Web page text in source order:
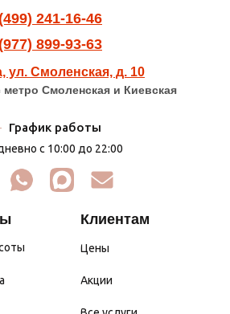
метро Смоленская и Киевская
ул. Смоленская, д. 10
899-93-63
241-16-46
Акции
Цены
Клиентам
График работы
с 10:00 до 22:00